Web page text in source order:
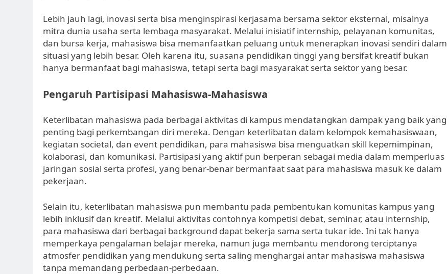
Lebih jauh lagi, inovasi serta bisa menginspirasi kerjasama bersama sektor eksternal, misalnya
mitra dunia usaha serta lembaga masyarakat. Melalui inisiatif internship, pelayanan komunitas,
dan bursa kerja, mahasiswa bisa memanfaatkan peluang untuk menerapkan inovasi sendiri dalam
situasi yang lebih besar. Oleh karena itu, suasana pendidikan tinggi yang bersifat kreatif bukan
hanya bermanfaat bagi mahasiswa, tetapi serta bagi masyarakat serta sektor yang besar.
Pengaruh Partisipasi Mahasiswa-Mahasiswa
Keterlibatan mahasiswa pada berbagai aktivitas di kampus mendatangkan dampak yang baik yang
penting bagi perkembangan diri mereka. Dengan keterlibatan dalam kelompok kemahasiswaan,
kegiatan societal, dan event pendidikan, para mahasiswa bisa menguatkan skill kepemimpinan,
kolaborasi, dan komunikasi. Partisipasi yang aktif pun berperan sebagai media dalam memperluas
jaringan sosial serta profesi, yang benar-benar bermanfaat saat para mahasiswa masuk ke dalam
pekerjaan.
Selain itu, keterlibatan mahasiswa pun membantu pada pembentukan komunitas kampus yang
lebih inklusif dan kreatif. Melalui aktivitas contohnya kompetisi debat, seminar, atau internship,
para mahasiswa dari berbagai background dapat bekerja sama serta tukar ide. Ini tak hanya
memperkaya pengalaman belajar mereka, namun juga membantu mendorong terciptanya
atmosfer pendidikan yang mendukung serta saling menghargai antar mahasiswa mahasiswa
tanpa memandang perbedaan-perbedaan.